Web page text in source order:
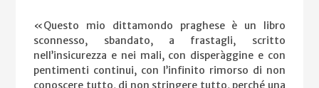
«Questo mio dittamondo praghese è un libro
sconnesso, sbandato, a frastagli, scritto
nell’insicurezza e nei mali, con disperàggine e con
pentimenti continui, con l’infinito rimorso di non
conoscere tutto, di non stringere tutto, perché una